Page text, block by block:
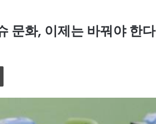
문화, 이제는 바꿔야 한다
인쇄